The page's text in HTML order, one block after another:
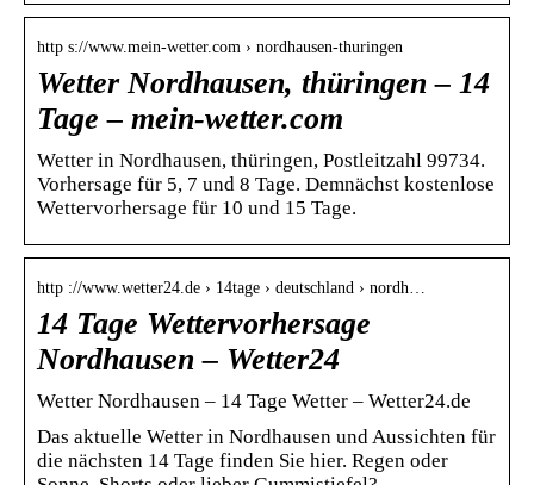
http s://www.mein-wetter.com › nordhausen-thuringen
Wetter Nordhausen, thüringen – 14
Tage – mein-wetter.com
Wetter in Nordhausen, thüringen, Postleitzahl 99734.
Vorhersage für 5, 7 und 8 Tage. Demnächst kostenlose
Wettervorhersage für 10 und 15 Tage.
http ://www.wetter24.de › 14tage › deutschland › nordh…
14 Tage Wettervorhersage
Nordhausen – Wetter24
Wetter Nordhausen – 14 Tage Wetter – Wetter24.de
Das aktuelle Wetter in Nordhausen und Aussichten für
die nächsten 14 Tage finden Sie hier. Regen oder